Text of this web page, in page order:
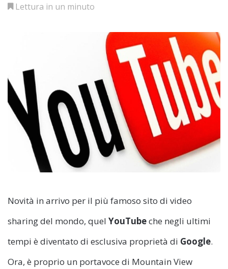
Lettura in un minuto
Novità in arrivo per il più famoso sito di video
sharing del mondo, quel YouTubeche negli ultimi
tempi è diventato di esclusiva proprietà di Google.
Ora, è proprio un portavoce di Mountain View